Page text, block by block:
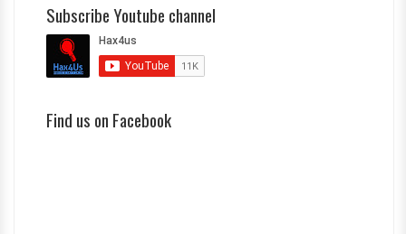
Subscribe Youtube channel
Find us on Facebook